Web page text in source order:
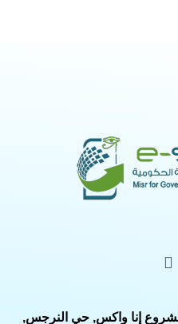
لمشروع إنا واكس, حي النرجس,